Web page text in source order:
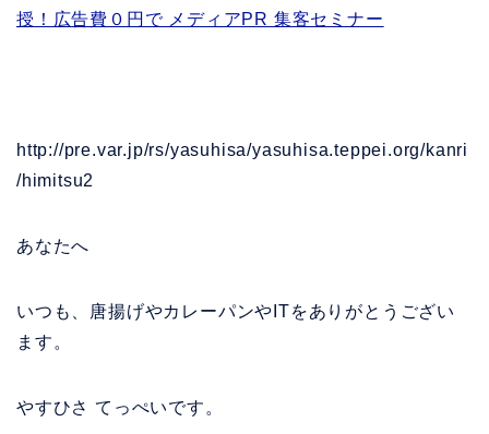
授！広告費０円で メディアPR 集客セミナー
http://pre.var.jp/rs/yasuhisa/yasuhisa.teppei.org/kanri
/himitsu2
あなたへ
いつも、唐揚げやカレーパンやITをありがとうござい
ます。
やすひさ てっぺいです。